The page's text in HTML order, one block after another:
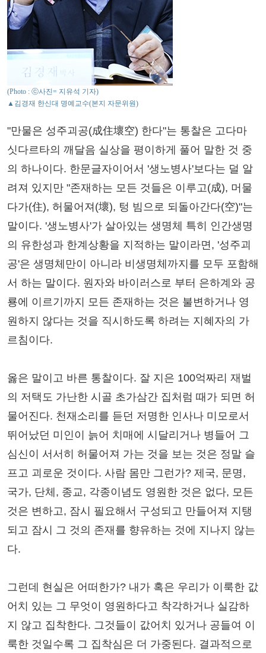
(Photo : ⓒ사진= 지유석 기자)
▲김경재 한신대 명예교수(본지 자문위원)
"만물은 성주괴공(成住壞空) 한다"는 통찰은 고다마
싯다르타의 깨달음 실상을 평이하게 풀어 말한 것 중
의 하나이다. 한문글자이어서 '생노병사'보다는 덜 알
려져 있지만 "존재하는 모든 것들은 이루고(成), 머물
다가(住), 허물어져(壞), 텅 빔으로 되돌아간다(空)"는
말이다. '생노병사'가 살아있는 생명체 특히 인간생명
의 유한성과 한계상황을 지적하는 말이라면, '성주괴
공'은 생명체만이 아니라 비생명체까지를 모두 포함해
서 하는 말이다. 원자와 바이러스로 부터 은하계와 공
룡에 이르기까지 모든 존재하는 것은 불변하거나 영
원하지 않다는 것을 직시하도록 하려는 지혜자의 가
르침이다.
옳은 말이고 바른 통찰이다. 잘 지은 100억짜리 재벌
의 저택도 가난한 시골 초가삼간 집처럼 때가 되면 허
물어진다. 천재소리를 듣던 저명한 인사나 미모로서
뛰어났던 미인이 늙어 치매에 시달리거나 병들어 그
심신이 서서히 허물어져 가는 것을 보는 것은 정말 슬
프고 괴로운 것이다. 사람 몸만 그런가? 제국, 문명,
국가, 단체, 종교, 각종이념도 영원한 것은 없다, 모든
것은 변하고, 잠시 필요해서 구성되고 만들어져 지탱
되고 잠시 그 것의 존재를 향유하는 것에 지나지 않는
다.
그런데 현실은 어떠한가? 내가 혹은 우리가 이룩한 값
어치 있는 그 무엇이 영원하다고 착각하거나 실감하
지 않고 집착한다. 그것들이 값어치 있거나 공들여 이
룩한 것일수록 그 집착심은 더 가중된다. 결과적으로